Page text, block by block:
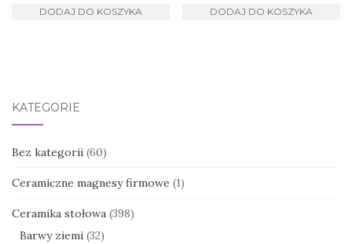
DODAJ DO KOSZYKA DODAJ DO KOSZYKA
KATEGORIE
Bez kategorii (60)
Ceramiczne magnesy firmowe (1)
Ceramika stołowa (398)
Barwy ziemi (32)